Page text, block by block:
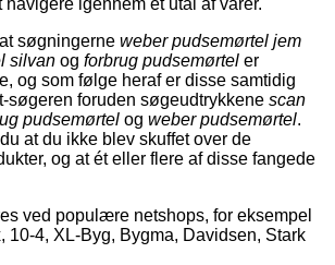
søgningerne weber pudsemørtel jem
silvan og forbrug pudsemørtel er
og som følge heraf er disse samtidig
søgeren foruden søgeudtrykkene scan
pudsemørtel og weber pudsemørtel.
at du ikke blev skuffet over de
og at ét eller flere af disse fangede
ved populære netshops, for eksempel
10-4, XL-Byg, Bygma, Davidsen, Stark